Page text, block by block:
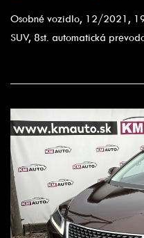
Osobné vozidlo, 12/2021,
SUV, 8st. automatická